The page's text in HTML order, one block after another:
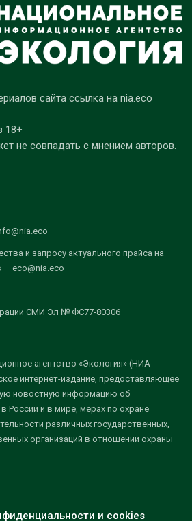
сайта ссылка на nia.eco
18+
не совпадать с мнением авторов.
и запросу актуального прайса на
eco@nia.eco
СМИ Эл № ФС77-80306
агентство «Экология» (НИА
интернет-издание, предоставляющее
новостную информацию об
России и в мире, мерах по охране
различных государственных,
организаций в отношении охраны
и cookies